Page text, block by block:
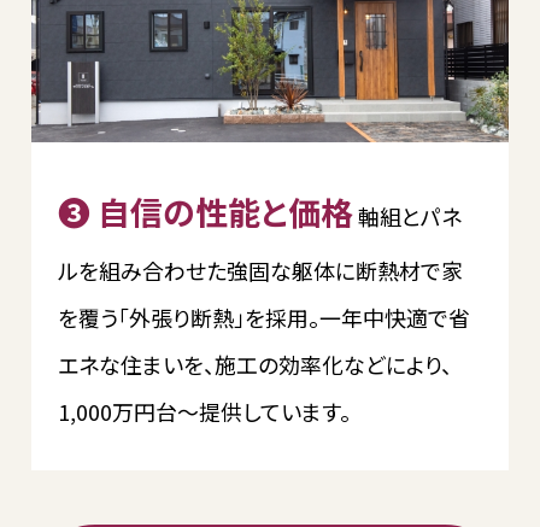
❸ 自信の性能と価格軸組とパネ
ルを組み合わせた強固な躯体に断熱材で家
を覆う「外張り断熱」を採用。一年中快適で省
エネな住まいを、施工の効率化などにより、
1,000万円台～提供しています。